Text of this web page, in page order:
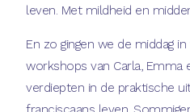
leven. Met mildheid en
En zo gingen we de middag
workshops van Carla, Emma
verdiepten in de praktische